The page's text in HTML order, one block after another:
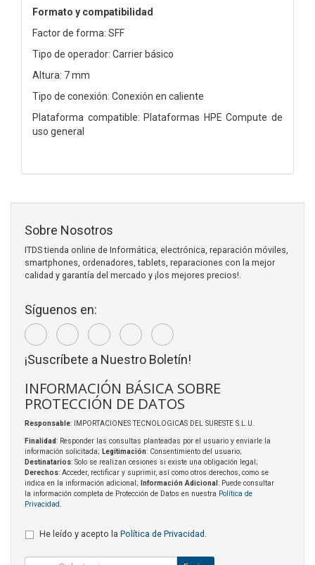
Formato y compatibilidad
Factor de forma: SFF
Tipo de operador: Carrier básico
Altura: 7 mm
Tipo de conexión: Conexión en caliente
Plataforma compatible: Plataformas HPE Compute de
uso general
Sobre Nosotros
ITDS tienda online de Informática, electrónica, reparación móviles,
smartphones, ordenadores, tablets, reparaciones con la mejor
calidad y garantía del mercado y ¡los mejores precios!.
Síguenos en:
¡Suscríbete a Nuestro Boletín!
INFORMACIÓN BÁSICA SOBRE
PROTECCIÓN DE DATOS
Responsable: IMPORTACIONES TECNOLOGICAS DEL SURESTE S.L.U.
Finalidad: Responder las consultas planteadas por el usuario y enviarle la
información solicitada; Legitimación: Consentimiento del usuario;
Destinatarios: Solo se realizan cesiones si existe una obligación legal;
Derechos: Acceder, rectificar y suprimir, así como otros derechos, como se
indica en la información adicional;
Información Adicional : Puede consultar
la información completa de Protección de Datos en nuestra Política de
Privacidad
He leído y acepto la Política de Privacidad